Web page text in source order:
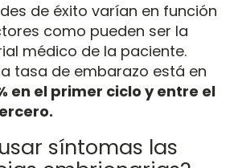
de éxito varían en función
como pueden ser la
médico de la paciente.
tasa de embarazo está en
en el primer ciclo y entre el
síntomas las